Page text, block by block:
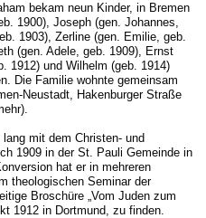
bekam neun Kinder, in Bremen
1900), Joseph (gen. Johannes,
1903), Zerline (gen. Emilie, geb.
(gen. Adele, geb. 1909), Ernst
1912) und Wilhelm (geb. 1914)
Die Familie wohnte gemeinsam
Neustadt, Hakenburger Straße
mit dem Christen- und
1909 in der St. Pauli Gemeinde in
hat er in mehreren
theologischen Seminar der
Broschüre „Vom Juden zum
1912 in Dortmund, zu finden.